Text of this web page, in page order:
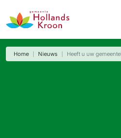
Home Nieuws Heeft u uw